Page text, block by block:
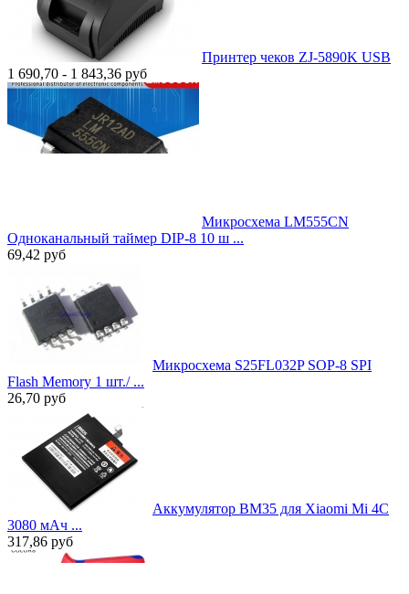
Принтер чеков ZJ-5890K USB
1 690,70 - 1 843,36 руб
Микросхема LM555CN
Одноканальный таймер DIP-8 10 ш ...
69,42 руб
Микросхема S25FL032P SOP-8 SPI
Flash Memory 1 шт./ ...
26,70 руб
Аккумулятор BM35 для Xiaomi Mi 4C
3080 мАч ...
317,86 руб